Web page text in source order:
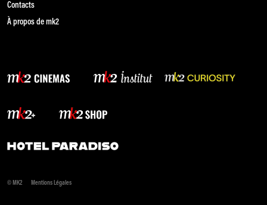
Contacts
À propos de mk2
© MK2 Mentions Légales